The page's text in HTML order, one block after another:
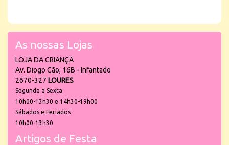
As nossas Lojas
LOJA DA CRIANÇA
Av. Diogo Cão, 16B - Infantado
2670-327 LOURES
Segunda a Sexta
10h00-13h30 e 14h30-19h00
Sábados e Feriados
10h00-13h30
Artigos de Festa